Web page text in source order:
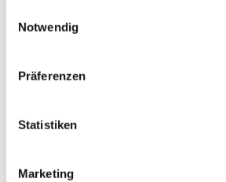
Notwendig
Präferenzen
Statistiken
Marketing
Jede Spende zählt!